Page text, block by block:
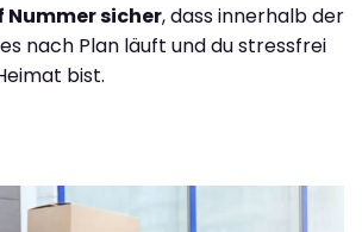
Nummer sicher, dass innerhalb der
nach Plan läuft und du stressfrei
bist.